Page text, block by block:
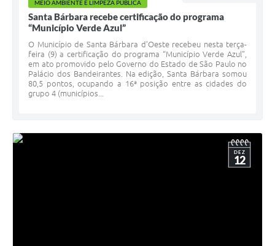
MEIO AMBIENTE E LIMPEZA PÚBLICA
Santa Bárbara recebe certificação do programa
“Município Verde Azul”
O Município de Santa Bárbara d’Oeste recebeu nesta terça-
feira (9) a certificação do programa “Município Verde Azul”,
em ato promovido pelo Governo do Estado de São Paulo no
Palácio dos Bandeirantes. Na edição, Santa Bárbara somou
80,5 pontos, ocupando a 16ª posição entre as cidades do
grupo 4 (municípios...
DEZ
12